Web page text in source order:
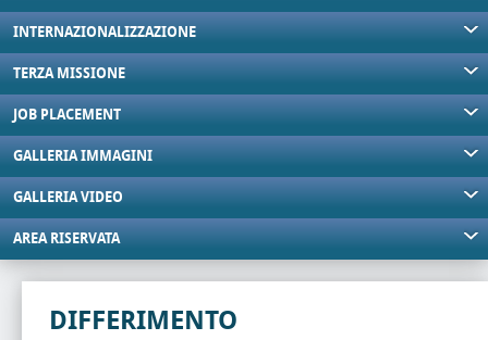
INTERNAZIONALIZZAZIONE
TERZA MISSIONE
JOB PLACEMENT
GALLERIA IMMAGINI
GALLERIA VIDEO
AREA RISERVATA
DIFFERIMENTO